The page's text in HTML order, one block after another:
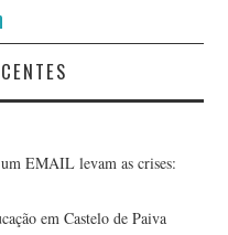
EMAIL levam as crises:
em Castelo de Paiva